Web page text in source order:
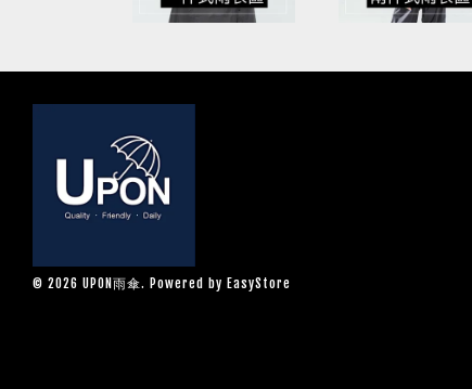
© 2026 UPON雨傘. Powered by EasyStore